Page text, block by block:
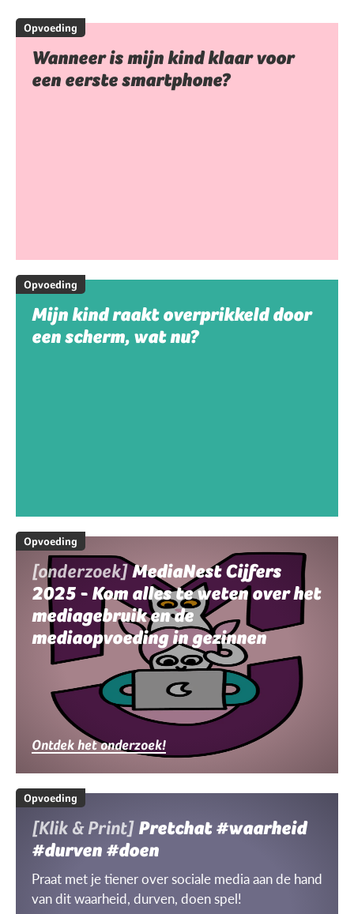
Opvoeding
Wanneer is mijn kind klaar voor
een eerste smartphone?
Opvoeding
Mijn kind raakt overprikkeld door
een scherm, wat nu?
Opvoeding
[onderzoek]MediaNest Cijfers
2025 - Kom alles te weten over het
mediagebruik en de
mediaopvoeding in gezinnen
Ontdek het onderzoek!
Opvoeding
[Klik & Print] Pretchat #waarheid
#durven #doen
Praat met je tiener over sociale media aan de hand
van dit waarheid, durven, doen spel!